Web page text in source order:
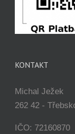
KONTAKT
Michal Ježek
262 42 -
IČO: 72160870